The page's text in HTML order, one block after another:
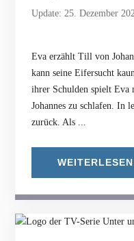
Update: 25. Dezember
Eva erzählt Till von
kann seine Eifersucht
ihrer Schulden spielt Eva
Johannes zu schlafen. In
zurück. Als ...
WEITERLESEN